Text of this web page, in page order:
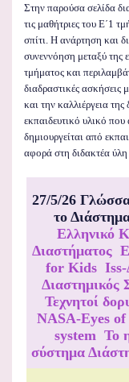
Στην παρούσα σελίδα
τις μαθήτριες του Ε΄1
σπίτι. Η ανάρτηση και
συνεννόηση μεταξύ της
τμήματος και
διαδραστικές ασκήσεις
και την καλλιέργεια
εκπαιδευτικό υλικό που
δημιουργείται από
αφορά στη διδακτέα ύλη
27/5/26
το
Ελληνικό
Διαστήματος
for Kids Iss-
Διαστημικός
Τεχνητοί
NASA-Eyes
system Το
σύστημα